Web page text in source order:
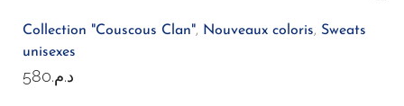
Collection "Couscous Clan", Nouveaux coloris, Sweats
unisexes
د.م.580